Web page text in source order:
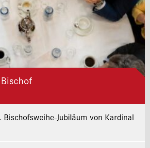
Bischofsweihe-Jubiläum von Kardinal